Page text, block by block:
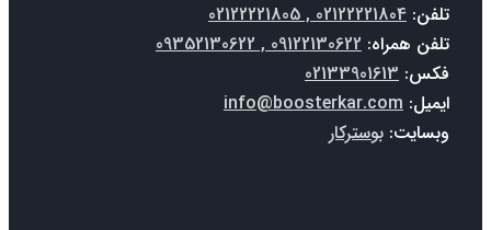
02122221804 , 02122221805
همراه:09122130622 , 09352130622
02133901613
info@boosterkar.com
بوسترکار